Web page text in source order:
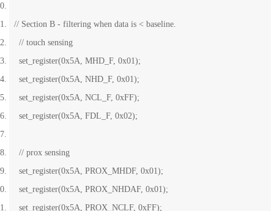
// Section B - filtering when data is < baseline.
// touch sensing
set_register(0x5A, MHD_F, 0x01);
set_register(0x5A, NHD_F, 0x01);
set_register(0x5A, NCL_F, 0xFF);
set_register(0x5A, FDL_F, 0x02);
// prox sensing
set_register(0x5A, PROX_MHDF, 0x01);
set_register(0x5A, PROX_NHDAF, 0x01);
set_register(0x5A, PROX_NCLF, 0xFF);